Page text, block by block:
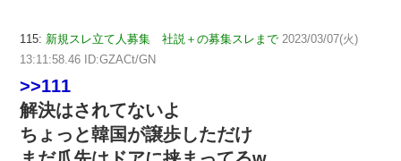
115: 新規スレ立て人募集 社説＋の募集スレまで 2023/03/07(火)
13:11:58.46 ID:GZACt/GN
>>111
解決はされてないよ
ちょっと韓国が譲歩しただけ